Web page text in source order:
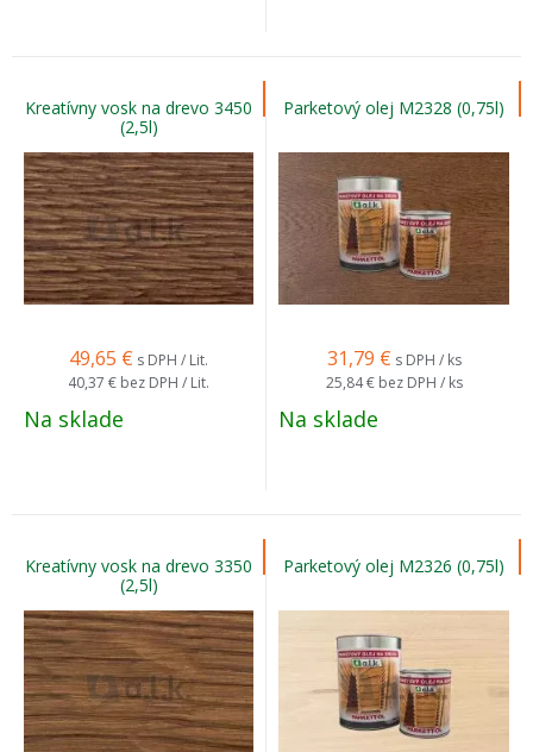
Kreatívny vosk na drevo 3450
(2,5l)
49,65 € s DPH / Lit.
40,37 € bez DPH / Lit.
Na sklade
Parketový olej M2328 (0,75l)
31,79 € s DPH / ks
25,84 € bez DPH / ks
Na sklade
Kreatívny vosk na drevo 3350
(2,5l)
Parketový olej M2326 (0,75l)